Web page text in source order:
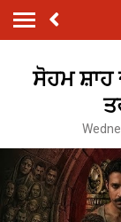
ਸੋਹਮ ਸ਼ਾਹ